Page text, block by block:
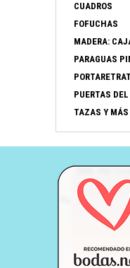
CUADROS
FOFUCHAS
MADERA:
PARAGUAS
PUERTAS
TAZAS Y MÁS